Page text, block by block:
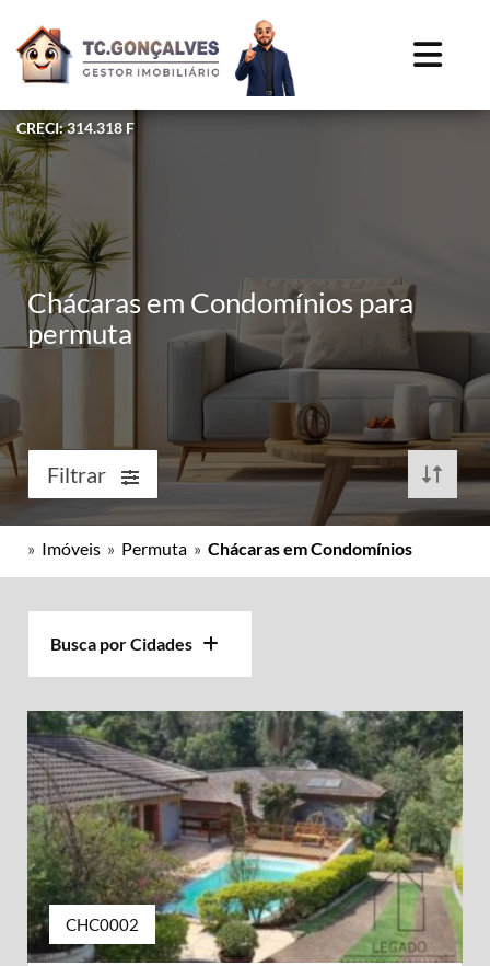
CRECI: 314.318 F
Chácaras em Condomínios para
permuta
Filtrar
» Imóveis » Permuta » Chácaras em Condomínios
Busca por Cidades
CHC0002